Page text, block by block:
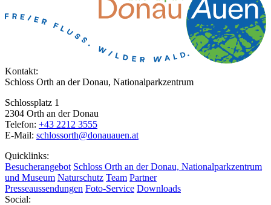
Kontakt:
Schloss Orth an der Donau, Nationalparkzentrum
Schlossplatz 1
2304 Orth an der Donau
Telefon: +43 2212 3555
E-Mail: schlossorth@donauauen.at
Quicklinks:
Besucherangebot Schloss Orth an der Donau, Nationalparkzentrum
und Museum Naturschutz Team Partner
Presseaussendungen Foto-Service Downloads
Social: